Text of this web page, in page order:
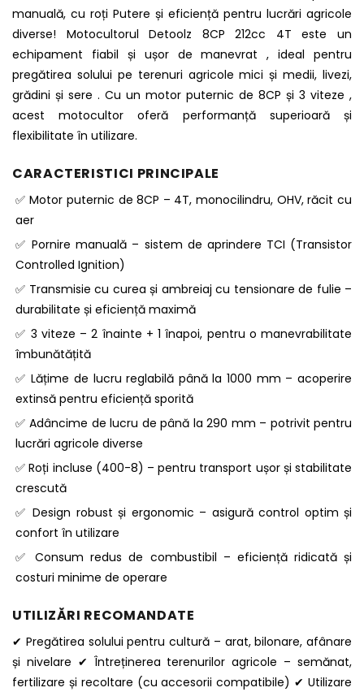
manuală, cu roți Putere și eficiență pentru lucrări agricole
diverse! Motocultorul Detoolz 8CP 212cc 4T este un
echipament fiabil și ușor de manevrat , ideal pentru
pregătirea solului pe terenuri agricole mici și medii, livezi,
grădini și sere . Cu un motor puternic de 8CP și 3 viteze ,
acest motocultor oferă performanță superioară și
flexibilitate în utilizare.
CARACTERISTICI PRINCIPALE
✅ Motor puternic de 8CP – 4T, monocilindru, OHV, răcit cu
aer
✅ Pornire manuală – sistem de aprindere TCI (Transistor
Controlled Ignition)
✅ Transmisie cu curea și ambreiaj cu tensionare de fulie –
durabilitate și eficiență maximă
✅ 3 viteze – 2 înainte + 1 înapoi, pentru o manevrabilitate
îmbunătățită
✅ Lățime de lucru reglabilă până la 1000 mm – acoperire
extinsă pentru eficiență sporită
✅ Adâncime de lucru de până la 290 mm – potrivit pentru
lucrări agricole diverse
✅ Roți incluse (400-8) – pentru transport ușor și stabilitate
crescută
✅ Design robust și ergonomic – asigură control optim și
confort în utilizare
✅ Consum redus de combustibil – eficiență ridicată și
costuri minime de operare
UTILIZĂRI RECOMANDATE
✔ Pregătirea solului pentru cultură – arat, bilonare, afânare
și nivelare ✔ Întreținerea terenurilor agricole – semănat,
fertilizare și recoltare (cu accesorii compatibile) ✔ Utilizare